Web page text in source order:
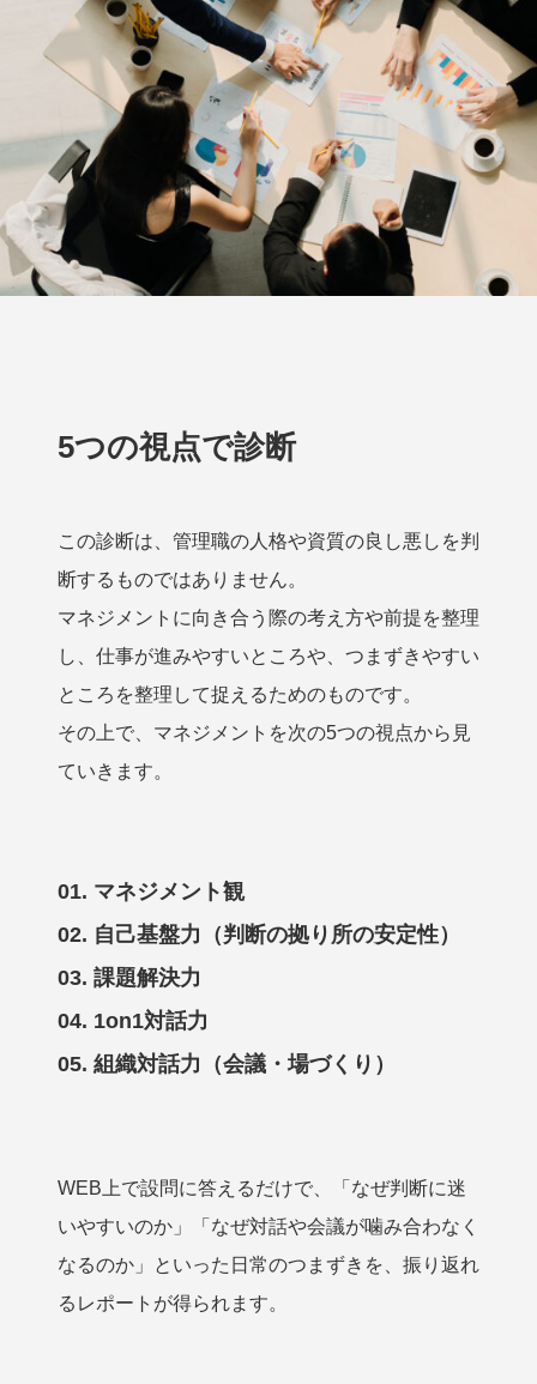
5つの視点で診断
この診断は、管理職の人格や資質の良し悪しを判
断するものではありません。
マネジメントに向き合う際の考え方や前提を整理
し、仕事が進みやすいところや、つまずきやすい
ところを整理して捉えるためのものです。
その上で、マネジメントを次の5つの視点から見
ていきます。
01. マネジメント観
02. 自己基盤力（判断の拠り所の安定性）
03. 課題解決力
04. 1on1対話力
05. 組織対話力（会議・場づくり）
WEB上で設問に答えるだけで、「なぜ判断に迷
いやすいのか」「なぜ対話や会議が噛み合わなく
なるのか」といった日常のつまずきを、振り返れ
るレポートが得られます。